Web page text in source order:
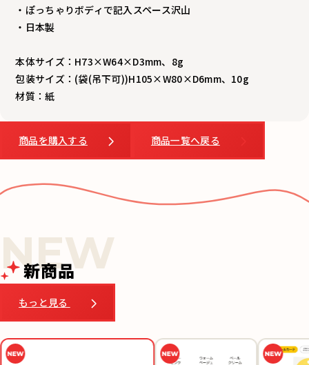
・ぽっちゃりボディで記入スペース沢山
・日本製
本体サイズ：H73×W64×D3mm、8g
包装サイズ：(袋(吊下可))H105×W80×D6mm、10g
材質：紙
商品を購入する 商品一覧へ戻る
新商品
もっと見る